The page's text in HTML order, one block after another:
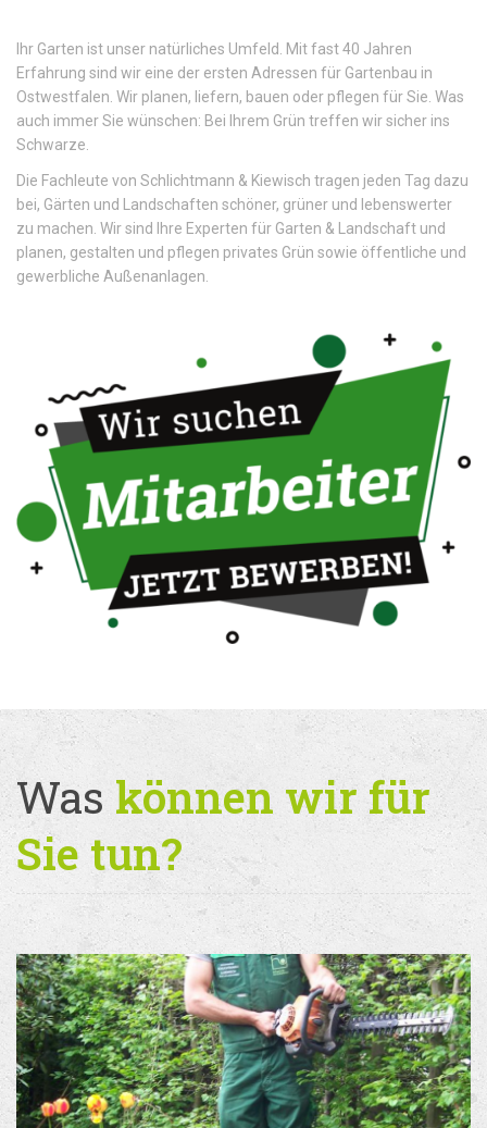
Ihr Garten ist unser natürliches Umfeld. Mit fast 40 Jahren
Erfahrung sind wir eine der ersten Adressen für Gartenbau in
Ostwestfalen. Wir planen, liefern, bauen oder pflegen für Sie. Was
auch immer Sie wünschen: Bei Ihrem Grün treffen wir sicher ins
Schwarze.
Die Fachleute von Schlichtmann & Kiewisch tragen jeden Tag dazu
bei, Gärten und Landschaften schöner, grüner und lebenswerter
zu machen. Wir sind Ihre Experten für Garten & Landschaft und
planen, gestalten und pflegen privates Grün sowie öffentliche und
gewerbliche Außenanlagen.
Was können wir für
Sie tun?